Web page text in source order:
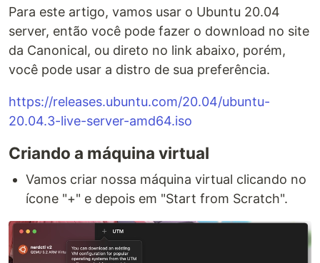
Para este artigo, vamos usar o Ubuntu 20.04
server, então você pode fazer o download no site
da Canonical, ou direto no link abaixo, porém,
você pode usar a distro de sua preferência.
https://releases.ubuntu.com/20.04/ubuntu-
20.04.3-live-server-amd64.iso
Criando a máquina virtual
Vamos criar nossa máquina virtual clicando no
ícone "+" e depois em "Start from Scratch".